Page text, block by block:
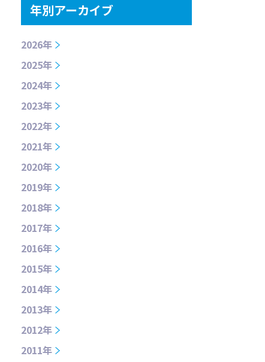
年別アーカイブ
2026年
2025年
2024年
2023年
2022年
2021年
2020年
2019年
2018年
2017年
2016年
2015年
2014年
2013年
2012年
2011年